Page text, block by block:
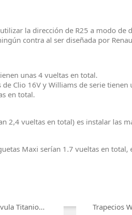
la dirección de R25 a modo
contra al ser diseñada por
unas 4 vueltas en total.
Clio 16V y Williams de serie tienen
en total.
2,4 vueltas en total) es instalar las
Maxi serían 1.7 vueltas en total,
rápida
Titanio... 
Trapecios